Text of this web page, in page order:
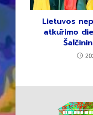
Lietuvos
atkūrimo